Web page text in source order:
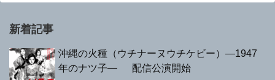
新着記事
沖縄の火種（ウチナーヌウチケビー）—1947
年のナツ子— 配信公演開始